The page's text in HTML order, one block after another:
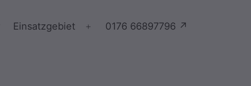
Einsatzgebiet
Menü
0176 66897796 ↗